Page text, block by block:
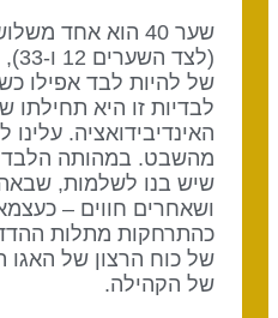
שער 40 הוא אחד
(לצד
של להיות לבד אפילו
לבדיות זו היא תחילתו
האינדיבידואציה. עלינו
מהשבט. במהותה
שיש בנו לשלמות, שבאה
ושאחרים חווים –
כהתרחקות מתלות
של כוח הרצון של האגו
של הקהילה.